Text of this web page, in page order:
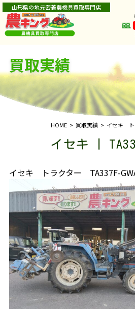
山形県の地元密着農機具買取専門店
買取実績
HOME 買取実績 イセキ
イセキ |
イセキ トラクター TA337F-